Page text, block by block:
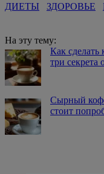
ДИЕТЫ ЗДОРОВЬЕ
На эту тему:
Как сделать
три секрета
Сырный
стоит